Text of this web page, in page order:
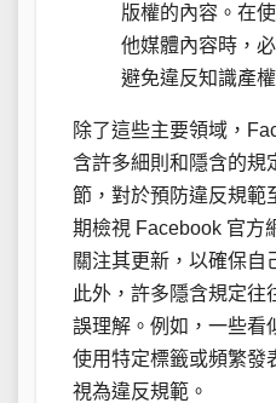
版權的內容。在
他媒體內容時，
避免違反知識產權
除了這些主要領域，
含許多細則和隱含的規
節，對於預防違反規範
期檢視 Facebook 官方
關注其更新，以確保自
此外，許多隱含規定往
誤理解。例如，一些看
使用特定標籤或頻繁發
視為違反規範。